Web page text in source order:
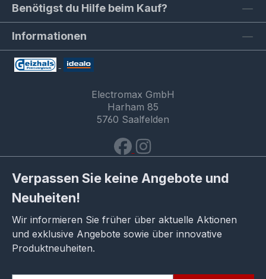
Benötigst du Hilfe beim Kauf?
Informationen
Electromax GmbH
Harham 85
5760 Saalfelden
Verpassen Sie keine Angebote und
Neuheiten!
Wir informieren Sie früher über aktuelle Aktionen
und exklusive Angebote sowie über innovative
Produktneuheiten.